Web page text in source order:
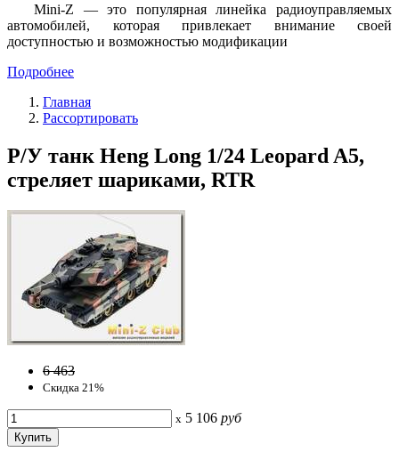
Mini-Z — это популярная линейка радиоуправляемых
автомобилей, которая привлекает внимание своей
доступностью и возможностью модификации
Подробнее
Главная
Рассортировать
Р/У танк Heng Long 1/24 Leopard A5,
стреляет шариками, RTR
6 463
Скидка 21%
x 5 106 руб